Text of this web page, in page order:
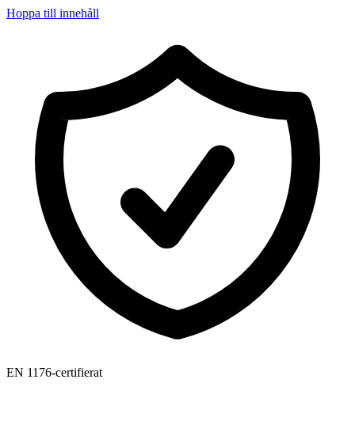
Hoppa till innehåll
EN 1176-certifierat